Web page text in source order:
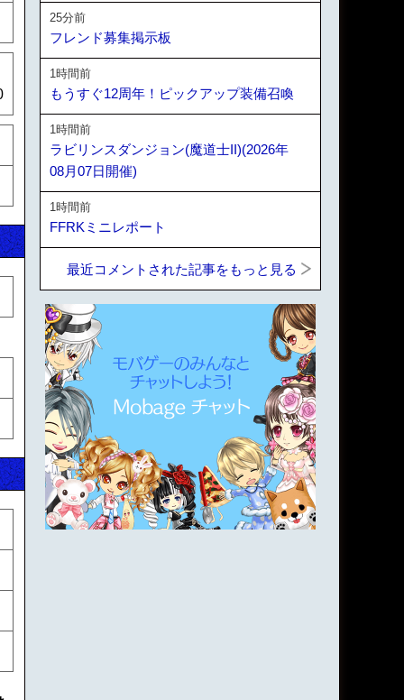
25分前
フレンド募集掲示板
1時間前
もうすぐ12周年！ピックアップ装備召喚
1時間前
ラビリンスダンジョン(魔道士II)(2026年
08月07日開催)
1時間前
FFRKミニレポート
最近コメントされた記事をもっと見る